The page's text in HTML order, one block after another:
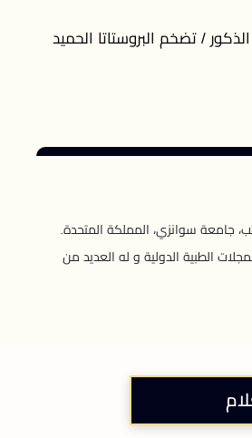
/ تضخم البروستاتا الحميد
جامعة سوانزي، المملكة المتحدة.
الطبية الدولية و له العديد من